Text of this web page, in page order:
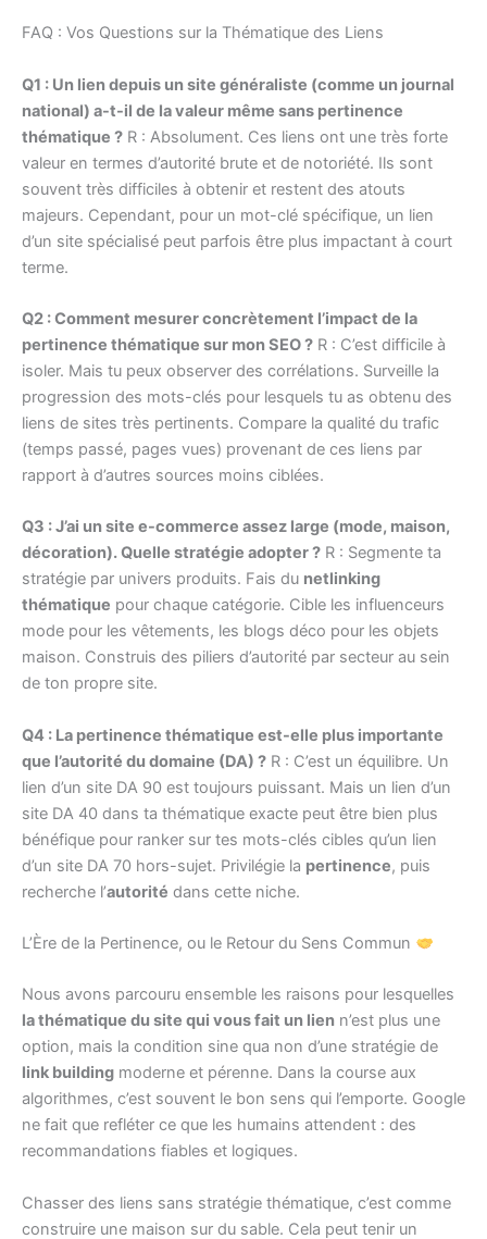
FAQ : Vos Questions sur la Thématique des Liens
Q1 : Un lien depuis un site généraliste (comme un journal
national) a-t-il de la valeur même sans pertinence
thématique ? R : Absolument. Ces liens ont une très forte
valeur en termes d’autorité brute et de notoriété. Ils sont
souvent très difficiles à obtenir et restent des atouts
majeurs. Cependant, pour un mot-clé spécifique, un lien
d’un site spécialisé peut parfois être plus impactant à court
terme.
Q2 : Comment mesurer concrètement l’impact de la
pertinence thématique sur mon SEO ? R : C’est difficile à
isoler. Mais tu peux observer des corrélations. Surveille la
progression des mots-clés pour lesquels tu as obtenu des
liens de sites très pertinents. Compare la qualité du trafic
(temps passé, pages vues) provenant de ces liens par
rapport à d’autres sources moins ciblées.
Q3 : J’ai un site e-commerce assez large (mode, maison,
décoration). Quelle stratégie adopter ? R : Segmente ta
stratégie par univers produits. Fais du netlinking
thématique pour chaque catégorie. Cible les influenceurs
mode pour les vêtements, les blogs déco pour les objets
maison. Construis des piliers d’autorité par secteur au sein
de ton propre site.
Q4 : La pertinence thématique est-elle plus importante
que l’autorité du domaine (DA) ? R : C’est un équilibre. Un
lien d’un site DA 90 est toujours puissant. Mais un lien d’un
site DA 40 dans ta thématique exacte peut être bien plus
bénéfique pour ranker sur tes mots-clés cibles qu’un lien
d’un site DA 70 hors-sujet. Privilégie la pertinence, puis
recherche l’autorité dans cette niche.
L’Ère de la Pertinence, ou le Retour du Sens Commun
Nous avons parcouru ensemble les raisons pour lesquelles
la thématique du site qui vous fait un lien n’est plus une
option, mais la condition sine qua non d’une stratégie de
link building moderne et pérenne. Dans la course aux
algorithmes, c’est souvent le bon sens qui l’emporte. Google
ne fait que refléter ce que les humains attendent : des
recommandations fiables et logiques.
Chasser des liens sans stratégie thématique, c’est comme
construire une maison sur du sable. Cela peut tenir un